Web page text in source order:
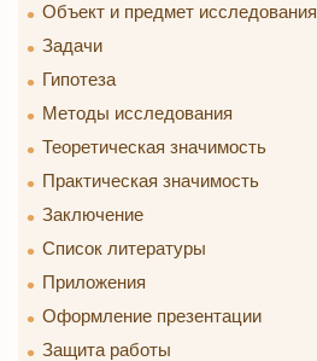
Объект и предмет исследования
Задачи
Гипотеза
Методы исследования
Теоретическая значимость
Практическая значимость
Заключение
Список литературы
Приложения
Оформление презентации
Защита работы